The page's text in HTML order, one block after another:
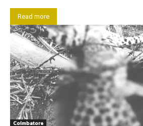
Read more
Coimbatore